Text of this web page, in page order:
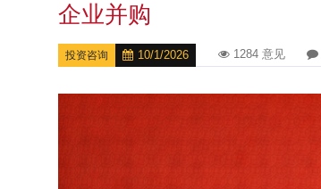
企业并购
投资咨询 10/1/2026 1284 意见